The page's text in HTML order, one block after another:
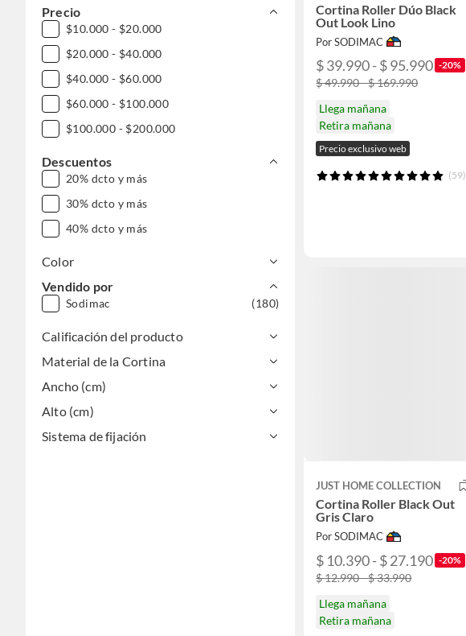
Precio
$10.000 - $20.000
$20.000 - $40.000
$40.000 - $60.000
$60.000 - $100.000
$100.000 - $200.000
Descuentos
20% dcto y más
30% dcto y más
40% dcto y más
Color
Vendido por
Sodimac (180)
Calificación del producto
Material de la Cortina
Ancho (cm)
Alto (cm)
Sistema de fijación
Cortina Roller Dúo Black
Out Look Lino
Por SODIMAC
$ 39.990 - $ 95.990 -20%
$ 49.990 - $ 169.990
Llega mañana
Retira mañana
Precio exclusivo web
(59)
JUST HOME COLLECTION
Cortina Roller Black Out
Gris Claro
Por SODIMAC
$ 10.390 - $ 27.190 -20%
$ 12.990 - $ 33.990
Llega mañana
Retira mañana